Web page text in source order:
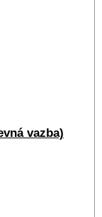
vazba)